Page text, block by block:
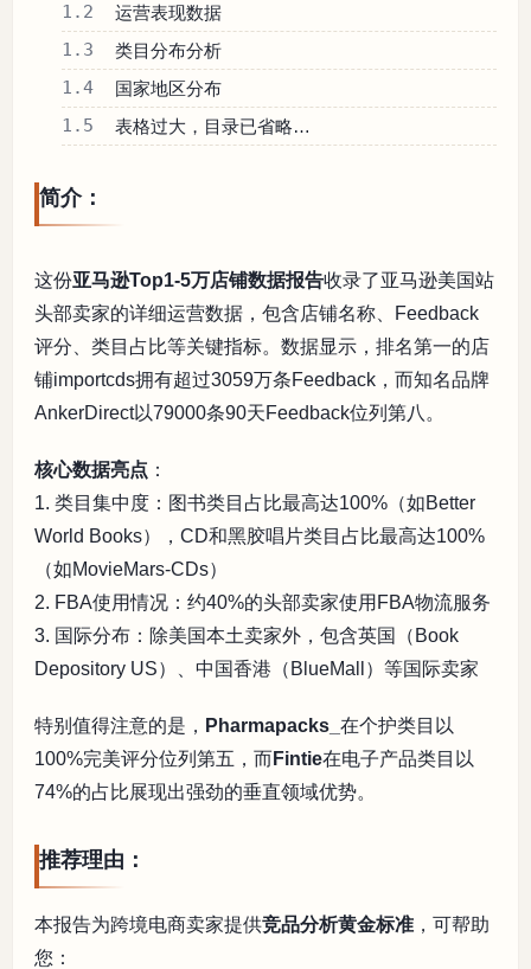
1.2 运营表现数据
1.3 类目分布分析
1.4 国家地区分布
1.5 表格过大，目录已省略…
简介：
这份亚马逊Top1-5万店铺数据报告收录了亚马逊美国站
头部卖家的详细运营数据，包含店铺名称、Feedback
评分、类目占比等关键指标。数据显示，排名第一的店
铺importcds拥有超过3059万条Feedback，而知名品牌
AnkerDirect以79000条90天Feedback位列第八。
核心数据亮点 ：
1. 类目集中度：图书类目占比最高达100%（如Better
World Books），CD和黑胶唱片类目占比最高达100%
（如MovieMars-CDs）
2. FBA使用情况：约40%的头部卖家使用FBA物流服务
3. 国际分布：除美国本土卖家外，包含英国（Book
Depository US）、中国香港（BlueMall）等国际卖家
特别值得注意的是， Pharmapacks_ 在个护类目以
100%完美评分位列第五，而Fintie在电子产品类目以
74%的占比展现出强劲的垂直领域优势。
推荐理由：
本报告为跨境电商卖家提供竞品分析黄金标准 ，可帮助
您：